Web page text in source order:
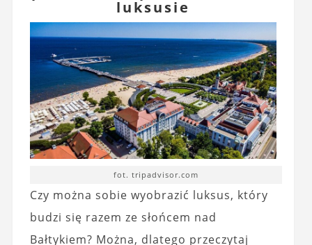
luksusie
fot. tripadvisor.com
Czy można sobie wyobrazić luksus, który
budzi się razem ze słońcem nad
Bałtykiem? Można, dlatego przeczytaj